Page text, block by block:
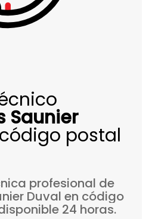
Saunier
postal
profesional de
Duval en código
24 horas.